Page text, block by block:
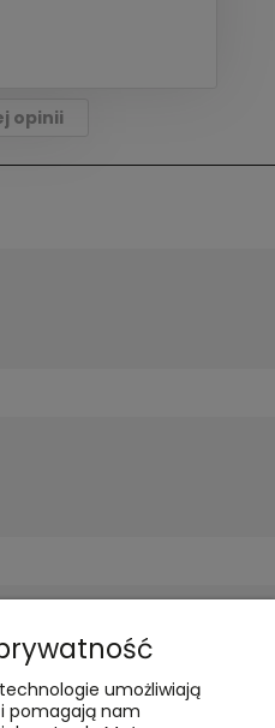
opinii
umożliwiają
pomagają nam